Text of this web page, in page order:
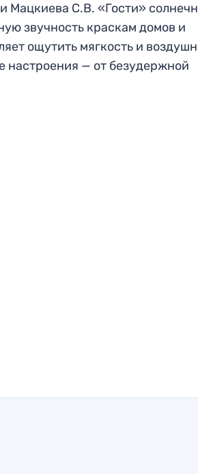
Мацкиева С.В. «Гости»
звучность краскам домов и
ощутить мягкость и
настроения — от безудержной